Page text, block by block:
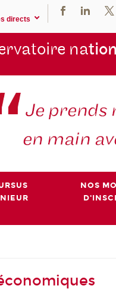
directs
na
NOS